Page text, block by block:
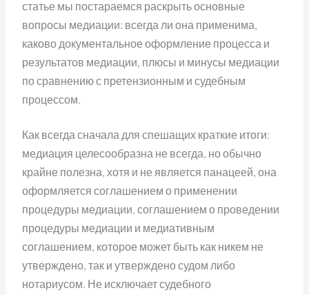
статье мы постараемся раскрыть основные
вопросы медиации: всегда ли она применима,
каково документальное оформление процесса и
результатов медиации, плюсы и минусы медиации
по сравнению с претензионным и судебным
процессом.
Как всегда сначала для спешащих краткие итоги:
медиация целесообразна не всегда, но обычно
крайне полезна, хотя и не является панацеей, она
оформляется соглашением о применении
процедуры медиации, соглашением о проведении
процедуры медиации и медиативным
соглашением, которое может быть как никем не
утверждено, так и утверждено судом либо
нотариусом. Не исключает судебного